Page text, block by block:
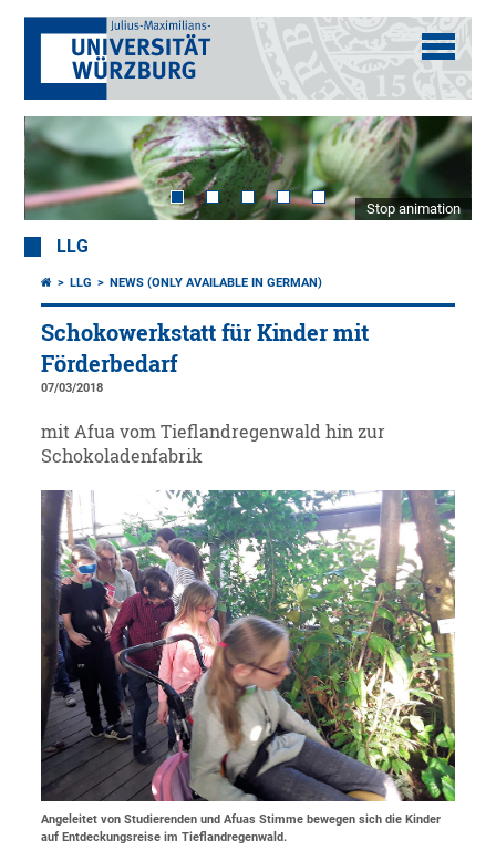
Stop animation
LLG
LLG NEWS (ONLY AVAILABLE IN GERMAN)
Schokowerkstatt für Kinder mit
Förderbedarf
07/03/2018
mit Afua vom Tieflandregenwald hin zur
Schokoladenfabrik
Angeleitet von Studierenden und Afuas Stimme bewegen sich die Kinder
auf Entdeckungsreise im Tieflandregenwald.